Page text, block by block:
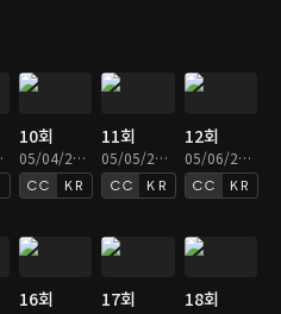
분
10회
05/04/2021 • 39분
KR
11회
05/05/2021 • 39분
KR
12회
05/06/2021 • 39분
KR
16회 17회 18회